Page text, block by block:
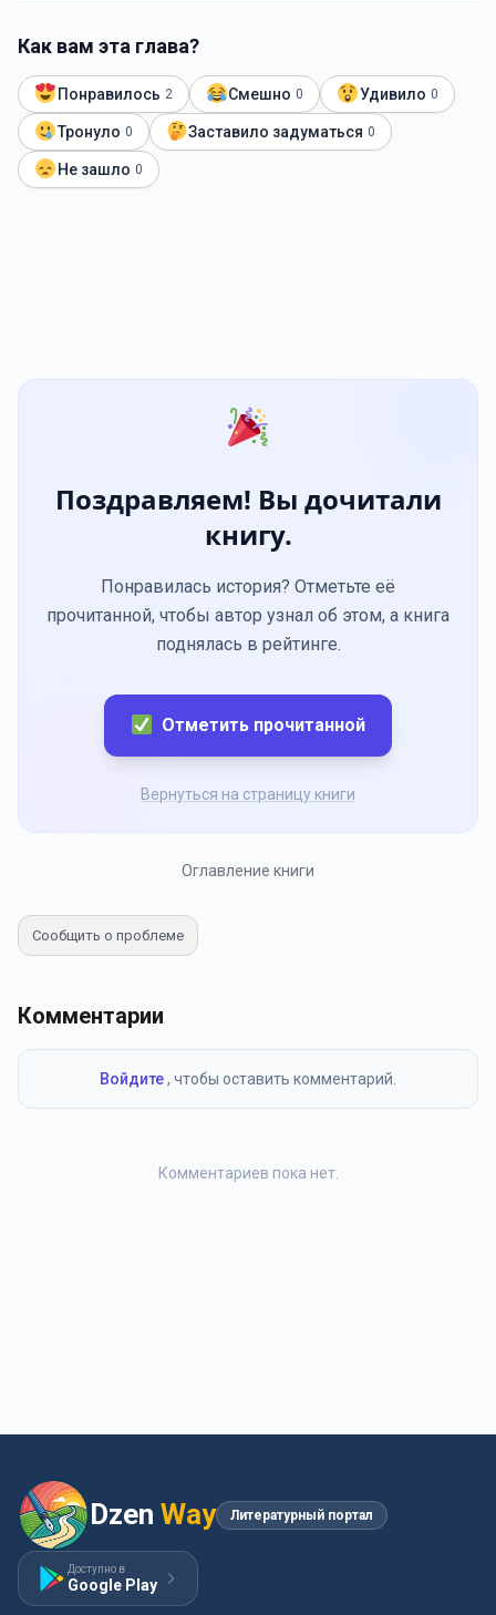
Как вам эта глава?
Понравилось 2 Смешно 0 Удивило 0
Тронуло 0 Заставило задуматься 0
Не зашло 0
Поздравляем! Вы дочитали
книгу.
Понравилась история? Отметьте её
прочитанной, чтобы автор узнал об этом, а книга
поднялась в рейтинге.
Отметить прочитанной
Вернуться на страницу книги
Оглавление книги
Сообщить о проблеме
Комментарии
Войдите, чтобы оставить комментарий.
Комментариев пока нет.
Dzen Way Литературный портал
Доступно в
Google Play